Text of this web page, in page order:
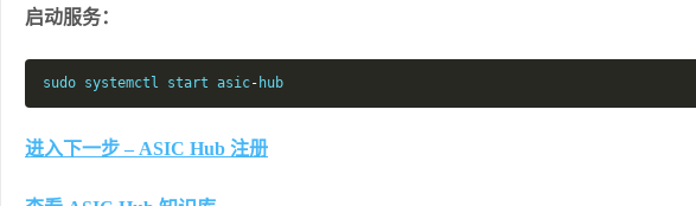
启动服务：
sudo systemctl start asic- hub
进入下一步 – ASIC Hub 注册